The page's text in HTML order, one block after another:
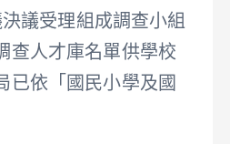
議受理組成調查小組
查人才庫名單供學校
已依「國民小學及國